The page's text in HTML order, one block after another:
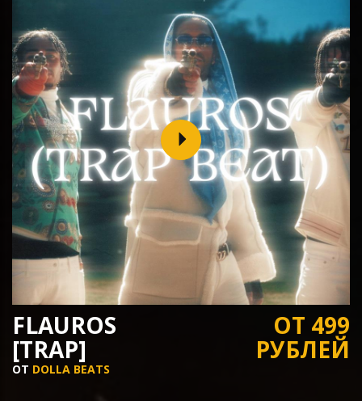
FLAUROS
[TRAP]
ОТ DOLLA BEATS
ОТ 499
РУБЛЕЙ